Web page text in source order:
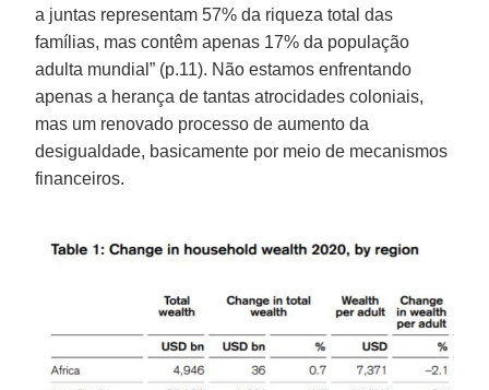
a juntas representam 57% da riqueza total das
famílias, mas contêm apenas 17% da população
adulta mundial” (p.11). Não estamos enfrentando
apenas a herança de tantas atrocidades coloniais,
mas um renovado processo de aumento da
desigualdade, basicamente por meio de mecanismos
financeiros.